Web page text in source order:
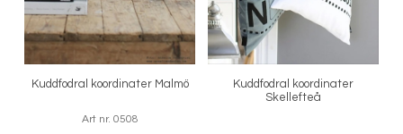
Kuddfodral koordinater Malmö
Art nr. 0508
Kuddfodral koordinater
Skellefteå